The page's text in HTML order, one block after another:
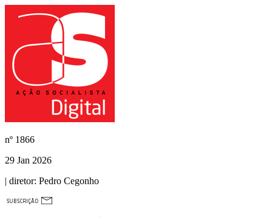
nº 1866
29 Jan 2026
| diretor: Pedro Cegonho